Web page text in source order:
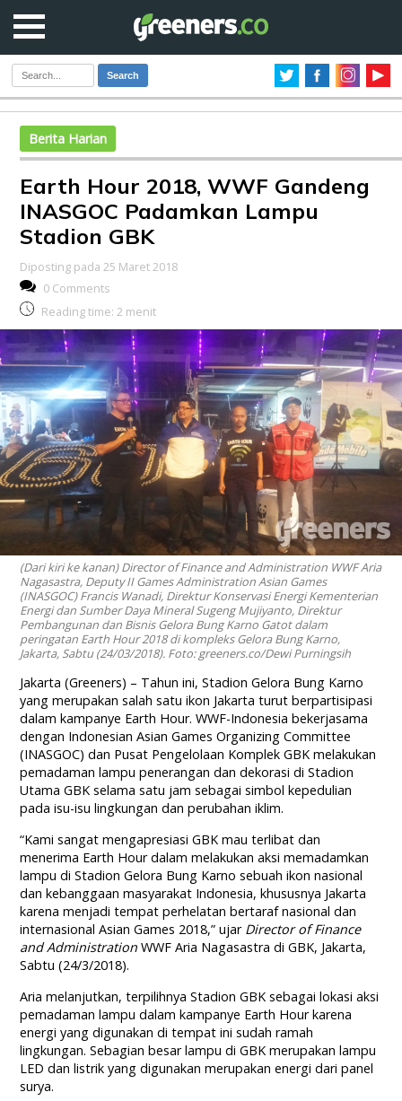
Search
Berita Harian
Earth Hour 2018, WWF Gandeng
INASGOC Padamkan Lampu
Stadion GBK
Diposting pada 25 Maret 2018
0 Comments
Reading time: 2 menit
(Dari kiri ke kanan) Director of Finance and Administration WWF Aria
Nagasastra, Deputy II Games Administration Asian Games
(INASGOC) Francis Wanadi, Direktur Konservasi Energi Kementerian
Energi dan Sumber Daya Mineral Sugeng Mujiyanto, Direktur
Pembangunan dan Bisnis Gelora Bung Karno Gatot dalam
peringatan Earth Hour 2018 di kompleks Gelora Bung Karno,
Jakarta, Sabtu (24/03/2018). Foto: greeners.co/Dewi Purningsih
Jakarta (Greeners) – Tahun ini, Stadion Gelora Bung Karno
yang merupakan salah satu ikon Jakarta turut berpartisipasi
dalam kampanye Earth Hour. WWF-Indonesia bekerjasama
dengan Indonesian Asian Games Organizing Committee
(INASGOC) dan Pusat Pengelolaan Komplek GBK melakukan
pemadaman lampu penerangan dan dekorasi di Stadion
Utama GBK selama satu jam sebagai simbol kepedulian
pada isu-isu lingkungan dan perubahan iklim.
“Kami sangat mengapresiasi GBK mau terlibat dan
menerima Earth Hour dalam melakukan aksi memadamkan
lampu di Stadion Gelora Bung Karno sebuah ikon nasional
dan kebanggaan masyarakat Indonesia, khususnya Jakarta
karena menjadi tempat perhelatan bertaraf nasional dan
internasional Asian Games 2018,” ujar Director of Finance
and Administration WWF Aria Nagasastra di GBK, Jakarta,
Sabtu (24/3/2018).
Aria melanjutkan, terpilihnya Stadion GBK sebagai lokasi aksi
pemadaman lampu dalam kampanye Earth Hour karena
energi yang digunakan di tempat ini sudah ramah
lingkungan. Sebagian besar lampu di GBK merupakan lampu
LED dan listrik yang digunakan merupakan energi dari panel
surya.